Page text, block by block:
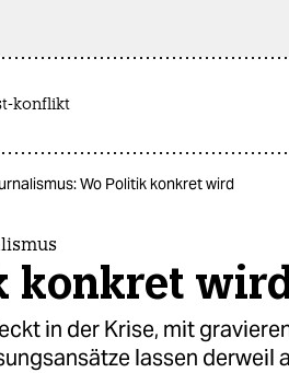
konflikt
Wo Politik konkret wird
konkret
in der Krise, mit
lassen derweil